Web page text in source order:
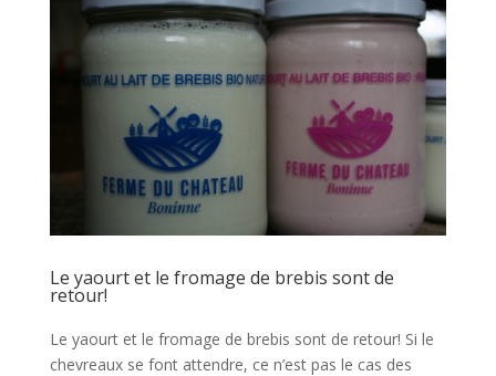
Le yaourt et le fromage de brebis sont de
retour!
Le yaourt et le fromage de brebis sont de retour! Si le
chevreaux se font attendre, ce n’est pas le cas des